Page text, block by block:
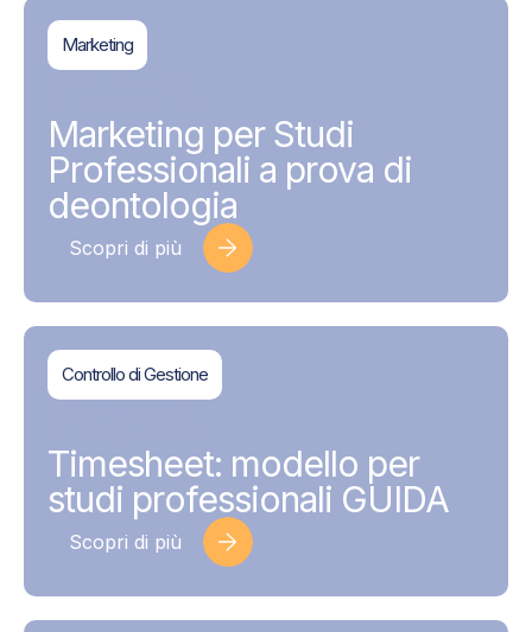
Marketing
Marketing per Studi
Professionali a prova di
deontologia
Scopri di più
Controllo di Gestione
Timesheet: modello per
studi professionali GUIDA
Scopri di più